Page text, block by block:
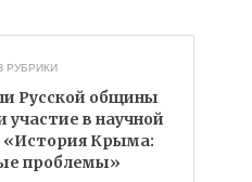
РУБРИКИ
Русской общины
в научной
Крыма:
проблемы»